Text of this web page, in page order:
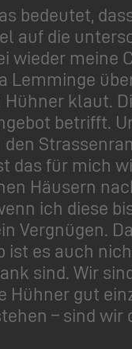
bedeutet,
auf die
wieder meine
Lemminge
klaut.
betrifft.
das für mich
Häusern
ich diese
Vergnügen.
es auch
sind. Wir
Hühner gut
– sind